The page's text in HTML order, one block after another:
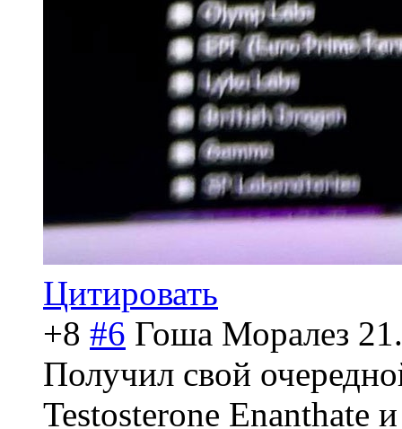
Цитировать
+8 #6 Гоша Моралез
Получил свой
Testosterone Enanthate